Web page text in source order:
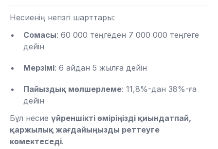
Несиенің негізгі шарттары:
Сомасы: 60 000 теңгеден 7 000 000 теңгеге
дейін
Мерзімі: 6 айдан 5 жылға дейін
Пайыздық мөлшерлеме: 11,8%-дан 38%-ға
дейін
Бұл несие үйреншікті өміріңізді қиындатпай,
қаржылық жағдайыңызды реттеуге
көмектеседі.